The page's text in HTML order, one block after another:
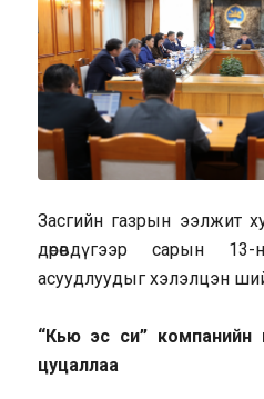
Засгийн газрын ээлжит
дөрөвдүгээр сарын
асуудлуудыг хэлэлцэн
“Кью эс си” компанийн
цуцаллаа